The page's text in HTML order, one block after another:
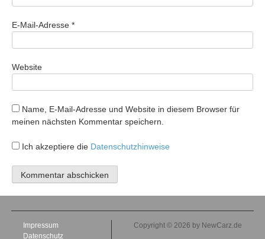
E-Mail-Adresse *
Website
Name, E-Mail-Adresse und Website in diesem Browser für
meinen nächsten Kommentar speichern.
Ich akzeptiere die Datenschutzhinweise
Impressum
Datenschutz
Copyright © 2026 by NewCarz.de